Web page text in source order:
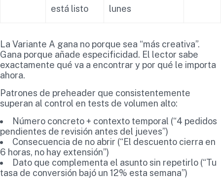
está listo
lunes
La Variante A gana no porque sea “más creativa”.
Gana porque añade especificidad. El lector sabe
exactamente qué va a encontrar y por qué le importa
ahora.
Patrones de preheader que consistentemente
superan al control en tests de volumen alto:
Número concreto + contexto temporal (“4 pedidos
pendientes de revisión antes del jueves”)
Consecuencia de no abrir (“El descuento cierra en
6 horas, no hay extensión”)
Dato que complementa el asunto sin repetirlo (“Tu
tasa de conversión bajó un 12% esta semana”)